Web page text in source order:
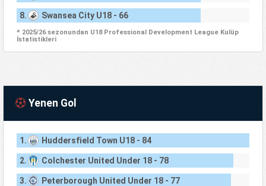
8. Swansea City U18 - 66
* 2025/26 sezonundan U18 Professional Development League Kulüp
İstatistikleri
Yenen Gol
1. Huddersfield Town U18 - 84
2. Colchester United Under 18 - 78
3. Peterborough United Under 18 - 77